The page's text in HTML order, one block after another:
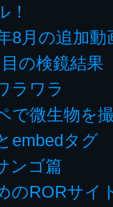
！
8月の追加動
の検鏡結果
ラワラ
で微生物を
embedタグ
ンゴ篇
のRORサイ